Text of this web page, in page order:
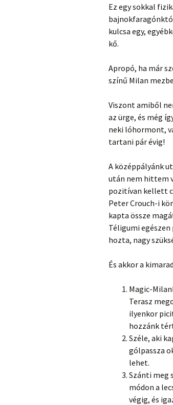
Ez egy sokkal
kulcsa egy,
kő.
Apropó, ha már
színű Milan
Viszont amiből
az ürge, és még
neki lóhormont,
tartani pár évig!
A középpályánk
után nem hittem
pozitívan kellett
Peter Crouch-i
kapta össze
Téligumi
hozta, nagy
És akkor a
Magic-
Terasz
ilyenkor
hozzánk
Széle, aki
gólpassza
lehet.
Szánti meg
módon a
végig, és